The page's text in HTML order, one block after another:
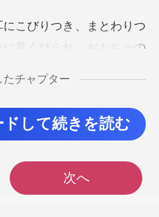
見くびられ、おもちゃの
送りつけた。「
やかに光り、着
たチャプター
して続きを読む
次へ